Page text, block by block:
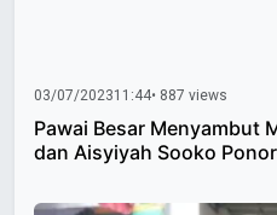
03/07/202311:44• 887 views
Pawai Besar Menyambut
dan Aisyiyah Sooko